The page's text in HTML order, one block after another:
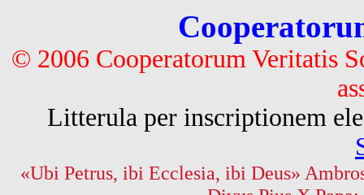
© 2006 Cooperatorum Veritatis
Litterula per inscriptionem
«Ubi Petrus, ibi Ecclesia, ibi Deus»